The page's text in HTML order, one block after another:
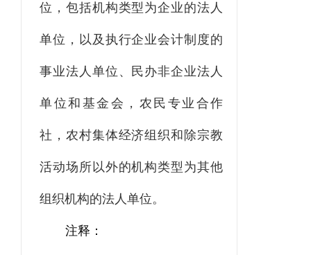
位，包括机构类型为企业的法人
单位，以及执行企业会计制度的
事业法人单位、民办非企业法人
单位和基金会，农民专业合作
社，农村集体经济组织和除宗教
活动场所以外的机构类型为其他
组织机构的法人单位。
注释：